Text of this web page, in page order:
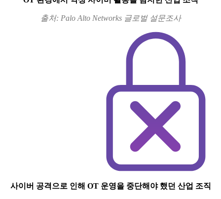
출처: Palo Alto Networks 글로벌 설문조사
사이버 공격으로 인해 OT 운영을 중단해야 했던 산업 조직